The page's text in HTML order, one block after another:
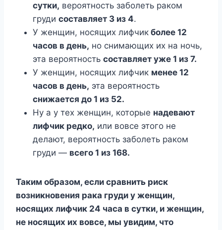
сутки, вероятность заболеть раком
груди составляет 3 из 4.
У женщин, носящих лифчик более 12
часов в день, но снимающих их на ночь,
эта вероятность составляет уже 1 из 7.
У женщин, носящих лифчик менее 12
часов в день, эта вероятность
снижается до 1 из 52.
Ну а у тех женщин, которые надевают
лифчик редко, или вовсе этого не
делают, вероятность заболеть раком
груди — всего 1 из 168.
Таким образом, если сравнить риск
возникновения рака груди у женщин,
носящих лифчик 24 часа в сутки, и женщин,
не носящих их вовсе, мы увидим, что